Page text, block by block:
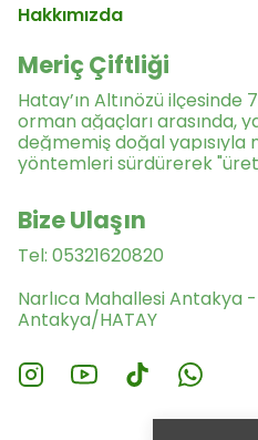
Hakkımızda
Meriç Çiftliği
Hatay’ın Altınözü ilçesinde
orman ağaçları arasında,
değmemiş doğal yapısıyla
yöntemleri sürdürerek
Bize Ulaşın
Tel: 05321620820
Narlıca Mahallesi Antakya
Antakya/HATAY